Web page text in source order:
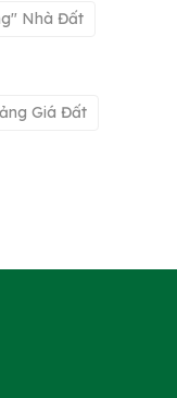
Nhà Đất
Giá Đất